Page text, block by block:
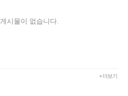
게시물이 없습니다.
+ 더보기